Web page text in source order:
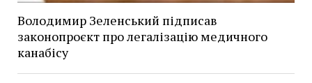
Володимир Зеленський підписав
законопроєкт про легалізацію медичного
канабісу